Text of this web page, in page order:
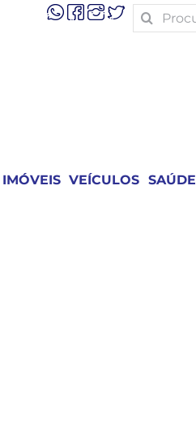
Search
for:
IMÓVEIS VEÍCULOS SAÚDE